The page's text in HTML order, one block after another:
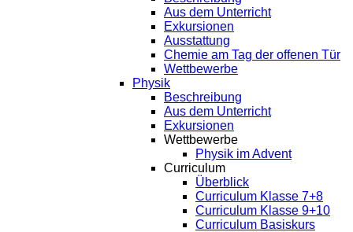
Aus dem Unterricht
Exkursionen
Ausstattung
Chemie am Tag der offenen Tür
Wettbewerbe
Physik
Beschreibung
Aus dem Unterricht
Exkursionen
Wettbewerbe
Physik im Advent
Curriculum
Überblick
Curriculum Klasse 7+8
Curriculum Klasse 9+10
Curriculum Basiskurs